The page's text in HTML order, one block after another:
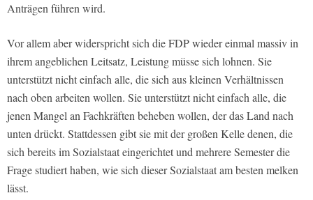
Anträgen führen wird.
Vor allem aber widerspricht sich die FDP wieder einmal massiv in
ihrem angeblichen Leitsatz, Leistung müsse sich lohnen. Sie
unterstützt nicht einfach alle, die sich aus kleinen Verhältnissen
nach oben arbeiten wollen. Sie unterstützt nicht einfach alle, die
jenen Mangel an Fachkräften beheben wollen, der das Land nach
unten drückt. Stattdessen gibt sie mit der großen Kelle denen, die
sich bereits im Sozialstaat eingerichtet und mehrere Semester die
Frage studiert haben, wie sich dieser Sozialstaat am besten melken
lässt.